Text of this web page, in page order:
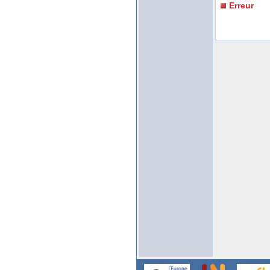
Erreur